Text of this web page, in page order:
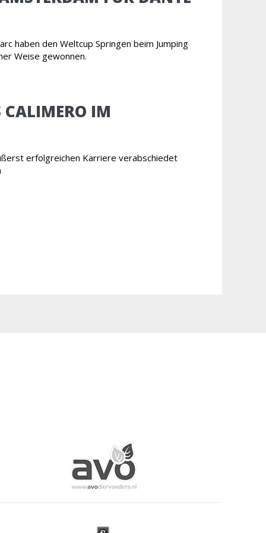
haben den Weltcup Springen beim Jumping
Weise gewonnen.
CALIMERO IM
erfolgreichen Karriere verabschiedet